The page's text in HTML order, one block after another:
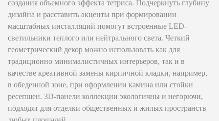
создания объемного эффекта тетриса. Подчеркнуть глубину
дизайна и расставить акценты при формировании
масштабных инсталляций помогут встроенные LED-
светильники теплого или нейтрального света. Четкий
геометрический декор можно использовать как для
традиционно минималистичных интерьеров, так и в
качестве креативной замены кирпичной кладки, например,
в обеденной зоне, при оформлении камина или стойки
ресепшен. 3D-панели коллекции экологичны и негорючи,
подходят для отделки общественных и жилых пространств